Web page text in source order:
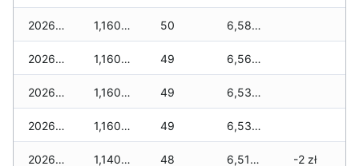
2026-05-22 1,160 zł 50 6,585 zł
2026-05-21 1,160 zł 49 6,560 zł
2026-05-20 1,160 zł 49 6,535 zł
2026-05-19 1,160 zł 49 6,535 zł
2026-05-18 1,140 zł 48 6,515 zł -2 zł